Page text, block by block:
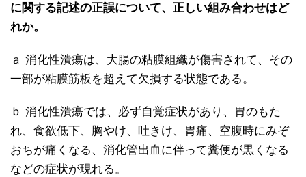
に関する記述の正誤について、正しい組み合わせはど
れか。
ａ 消化性潰瘍は、大腸の粘膜組織が傷害されて、その
一部が粘膜筋板を超えて欠損する状態である。
ｂ 消化性潰瘍では、必ず自覚症状があり、胃のもた
れ、食欲低下、胸やけ、吐きけ、胃痛、空腹時にみぞ
おちが痛くなる、消化管出血に伴って糞便が黒くなる
などの症状が現れる。